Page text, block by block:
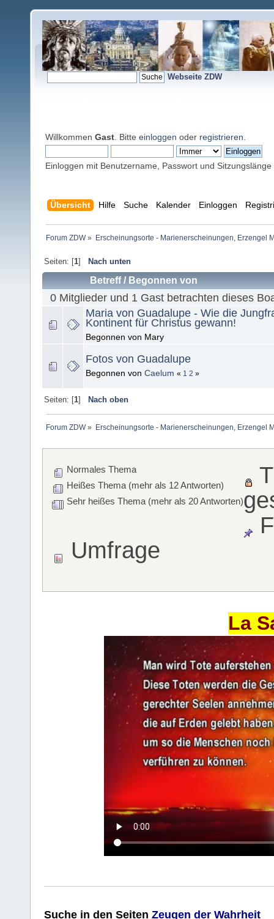
Webseite ZDW
Willkommen Gast . Bitte einloggen oder registrieren
Einloggen mit Benutzername, Passwort und Sitzungslänge
Übersicht Hilfe Suche Kalender Einloggen
Forum ZDW» Erscheinungsorte - Marienerscheinungen, Erzengel
Seiten: [1] Nach unten
Betreff/ Begonnen von
0 Mitglieder und 1 Gast betrachten dieses
Maria von Guadalupe - Wie die
Kontinent für Christus gewann!
Begonnen von Mary
Fotos von Guadalupe
Begonnen von Caelum « 1 2 »
Seiten: [1] Nach oben
Forum ZDW» Erscheinungsorte - Marienerscheinungen, Erzengel
Normales Thema
Heißes Thema (mehr als 12 Antworten)
Sehr heißes Thema (mehr als 20 Antworten)
Umfrage
La
Suche in den Seiten Zeugen der Wahrheit